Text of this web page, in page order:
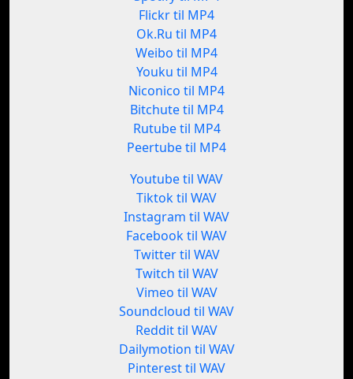
Flickr til MP4
Ok.Ru til MP4
Weibo til MP4
Youku til MP4
Niconico til MP4
Bitchute til MP4
Rutube til MP4
Peertube til MP4
Youtube til WAV
Tiktok til WAV
Instagram til WAV
Facebook til WAV
Twitter til WAV
Twitch til WAV
Vimeo til WAV
Soundcloud til WAV
Reddit til WAV
Dailymotion til WAV
Pinterest til WAV